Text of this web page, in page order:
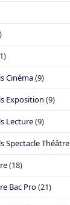
Cinéma(9)
Exposition (9)
Lecture(9)
Spectacle Théâtre
(18)
Bac Pro(21)